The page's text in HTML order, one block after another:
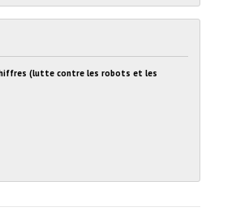
(lutte contre les robots et les